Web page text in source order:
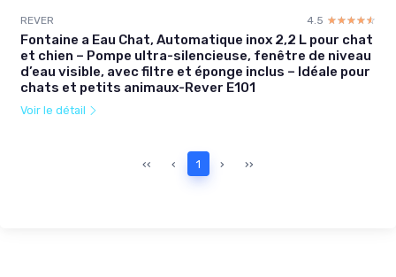
REVER 4.5 ☆☆☆☆☆
★★★★★
Fontaine a Eau Chat, Automatique inox 2,2 L pour chat
et chien – Pompe ultra-silencieuse, fenêtre de niveau
d’eau visible, avec filtre et éponge inclus – Idéale pour
chats et petits animaux-Rever E101
Voir le détail
‹‹ ‹ 1 › ››